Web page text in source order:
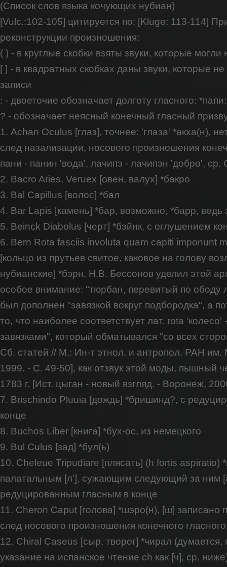
(Список слов языка кочующих нубиан)
[Vulc.:102-105] цитируется по: [Kluge: 113-114]
реконструкции произношения:
( ) - в круглые скобки взяты звуки, которые могли
[ ] - в квадратных скобках даны звуки, которые
записи
: - двоеточие обозначает долготу гласного:
? - обозначает неясный конечный гласный
1. Achan Oculus [глаз], точнее: 'глаза' *акха(н),
след назализации, носового произношения
пани - панин 'вода', лачипэ - лачипэн 'добро', ср.
2. Bacro Aries, Veruex [овен, валух] *бакро
3. Bal Capillus [волос] *бал
4. Bar Lapis [камень] *бар, возможно, *барр,
5. Beinck Diabolus [черт] *бэйнк, с оглушением
6. Bern Rota fasciis involuta quam capiti imponunt
[кольцо из прутьев свитое, каковое на голову
нубианские] *бэрн, Н.В. Бессонов уделил этой
особое внимание: "тюрбан, перевитый по ободу
был дополнен "завязкой вокруг подбородка", а
то, что наиболее соответствует лат. rota
завязками", который обматывался "со всех
Сб. статей // М.: Ин-т этнол. и антропол. РАН им.
1999. - С. 49-50], как отзвук этой моды, пышный
1783 г. [Ист. цыган - новый взгляд. - Воронеж,
7. Brischindo Pluuia [дождь] *бришинд?, с
конце
8. Buchos Liber [книга] *бух-ос, из немецкого
9. Bul Culus [зад] *бул(ь)
10. Cheleue Tripudiare [плясать] (h fortis aspiratio)
палатальным [л'], сужающим следующий за ним
редуцированным гласным в конце
11. Cheron Caput [голова] *шэро(н), [ш] записано
след носового произношения конечного
12. Chiral Caseus [сыр, творог] *чирал
указание на испанское чтение ch как [ч], ср.